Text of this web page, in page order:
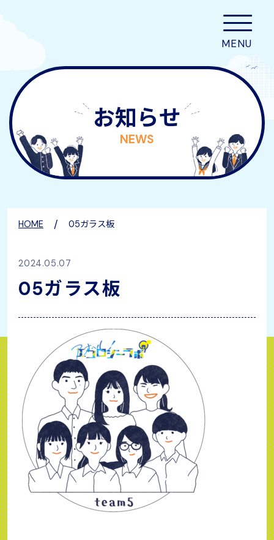
お知らせ
NEWS
HOME / 05ガラス板
2024.05.07
05ガラス板